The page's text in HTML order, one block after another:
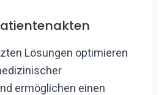
Lösungen optimieren
ermöglichen einen